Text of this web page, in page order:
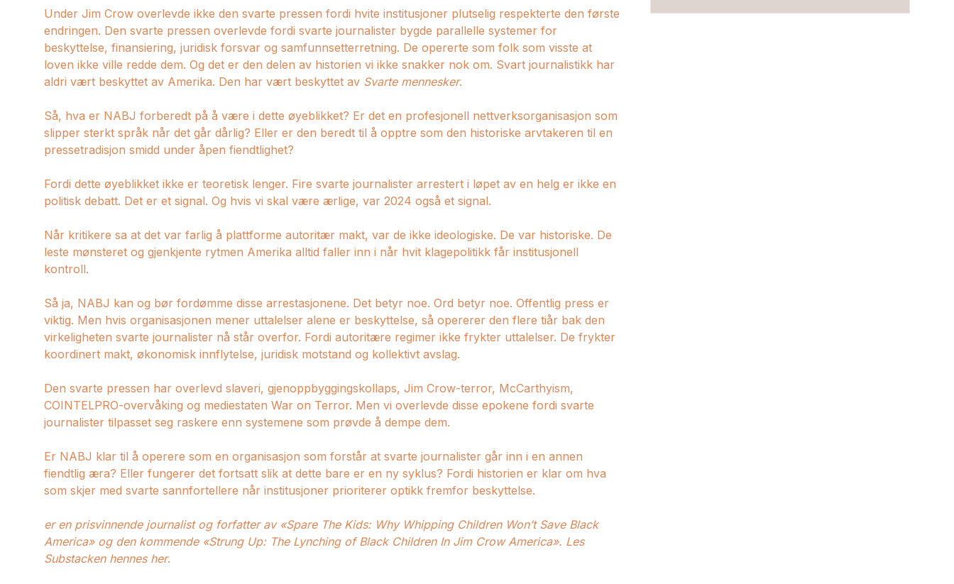
Under Jim Crow overlevde ikke den svarte pressen fordi hvite institusjoner plutselig respekterte den første
endringen. Den svarte pressen overlevde fordi svarte journalister bygde parallelle systemer for
beskyttelse, finansiering, juridisk forsvar og samfunnsetterretning. De opererte som folk som visste at
loven ikke ville redde dem. Og det er den delen av historien vi ikke snakker nok om. Svart journalistikk har
aldri vært beskyttet av Amerika. Den har vært beskyttet av Svarte mennesker.
Så, hva er NABJ forberedt på å være i dette øyeblikket? Er det en profesjonell nettverksorganisasjon som
slipper sterkt språk når det går dårlig? Eller er den beredt til å opptre som den historiske arvtakeren til en
pressetradisjon smidd under åpen fiendtlighet?
Fordi dette øyeblikket ikke er teoretisk lenger. Fire svarte journalister arrestert i løpet av en helg er ikke en
politisk debatt. Det er et signal. Og hvis vi skal være ærlige, var 2024 også et signal.
Når kritikere sa at det var farlig å plattforme autoritær makt, var de ikke ideologiske. De var historiske. De
leste mønsteret og gjenkjente rytmen Amerika alltid faller inn i når hvit klagepolitikk får institusjonell
kontroll.
Så ja, NABJ kan og bør fordømme disse arrestasjonene. Det betyr noe. Ord betyr noe. Offentlig press er
viktig. Men hvis organisasjonen mener uttalelser alene er beskyttelse, så opererer den flere tiår bak den
virkeligheten svarte journalister nå står overfor. Fordi autoritære regimer ikke frykter uttalelser. De frykter
koordinert makt, økonomisk innflytelse, juridisk motstand og kollektivt avslag.
Den svarte pressen har overlevd slaveri, gjenoppbyggingskollaps, Jim Crow-terror, McCarthyism,
COINTELPRO-overvåking og mediestaten War on Terror. Men vi overlevde disse epokene fordi svarte
journalister tilpasset seg raskere enn systemene som prøvde å dempe dem.
Er NABJ klar til å operere som en organisasjon som forstår at svarte journalister går inn i en annen
fiendtlig æra? Eller fungerer det fortsatt slik at dette bare er en ny syklus? Fordi historien er klar om hva
som skjer med svarte sannfortellere når institusjoner prioriterer optikk fremfor beskyttelse.
er en prisvinnende journalist og forfatter av «Spare The Kids: Why Whipping Children Won’t Save Black
America» og den kommende «Strung Up: The Lynching of Black Children In Jim Crow America». Les
Substacken hennes her.